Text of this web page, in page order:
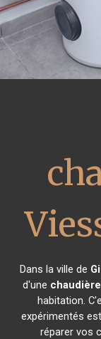
Dans la ville de
d'une
habitation.
expérimentés
réparer vos